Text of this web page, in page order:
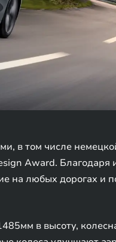
в том числе
Award. Благодаря
на любых дорогах и
в высоту,